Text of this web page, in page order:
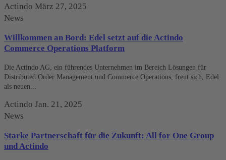
Actindo März 27, 2025
News
Willkommen an Bord: Edel setzt auf die Actindo
Commerce Operations Platform
Die Actindo AG, ein führendes Unternehmen im Bereich Lösungen für
Distributed Order Management und Commerce Operations, freut sich, Edel
als neuen...
Actindo Jan. 21, 2025
News
Starke Partnerschaft für die Zukunft: All for One Group
und Actindo